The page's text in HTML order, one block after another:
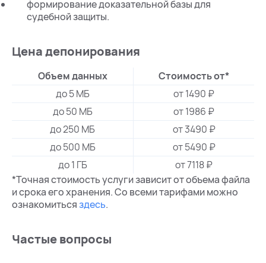
формирование доказательной базы для
судебной защиты.
Цена депонирования
Объем данных
Стоимость от*
до 5 МБ
от 1490 ₽
до 50 МБ
от 1986 ₽
до 250 МБ
от 3490 ₽
до 500 МБ
от 5490 ₽
до 1 ГБ
от 7118 ₽
*Точная стоимость услуги зависит от объема файла
и срока его хранения. Со всеми тарифами можно
ознакомитьсяздесь.
Частые вопросы